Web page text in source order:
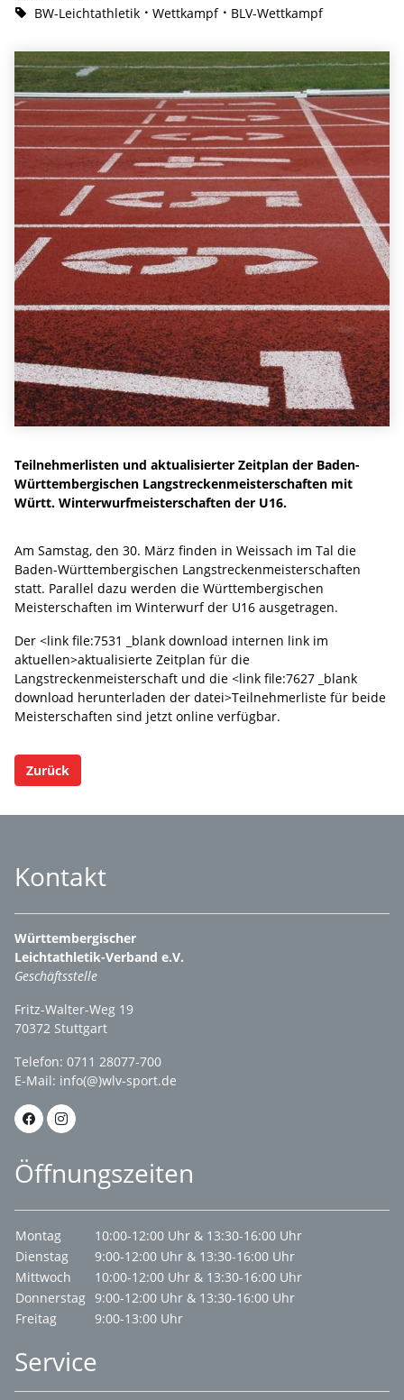
BW-Leichtathletik
Wettkampf BLV-Wettkampf
Teilnehmerlisten und aktualisierter Zeitplan der Baden-
Württembergischen Langstreckenmeisterschaften mit
Württ. Winterwurfmeisterschaften der U16.
Am Samstag, den 30. März finden in Weissach im Tal die
Baden-Württembergischen Langstreckenmeisterschaften
statt. Parallel dazu werden die Württembergischen
Meisterschaften im Winterwurf der U16 ausgetragen.
Der <link file:7531 _blank download internen link im
aktuellen>aktualisierte Zeitplan für die
Langstreckenmeisterschaft und die <link file:7627 _blank
download herunterladen der datei>Teilnehmerliste für beide
Meisterschaften sind jetzt online verfügbar.
Zurück
Kontakt
Württembergischer
Leichtathletik-Verband e.V.
Geschäftsstelle
Fritz-Walter-Weg 19
70372 Stuttgart
Telefon: 0711 28077-700
E-Mail: info(@)wlv-sport.de
Öffnungszeiten
Montag
10:00-12:00 Uhr & 13:30-16:00 Uhr
Dienstag
9:00-12:00 Uhr & 13:30-16:00 Uhr
Mittwoch
10:00-12:00 Uhr & 13:30-16:00 Uhr
Donnerstag 9:00-12:00 Uhr & 13:30-16:00 Uhr
Freitag
9:00-13:00 Uhr
Service